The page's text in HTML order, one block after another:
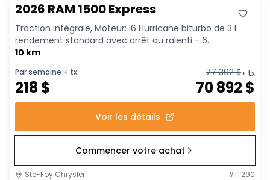
2026 RAM 1500 Express
Traction intégrale, Moteur: I6 Hurricane biturbo de 3 L
rendement standard avec arrêt au ralenti - 6...
10 km
Par semaine + tx
218 $
77 392$+ tx
70 892 $
Voir les détails
Commencer votre achat
Ste-Foy Chrysler #1T290